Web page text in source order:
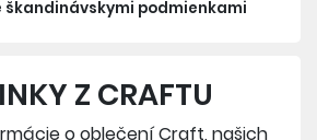
škandinávskymi podmienkami
Z CRAFTU
o oblečení Craft, našich